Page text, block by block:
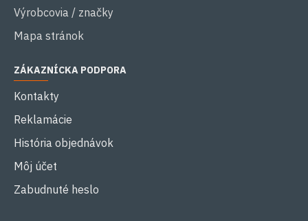
Výrobcovia / značky
Mapa stránok
ZÁKAZNÍCKA PODPORA
Kontakty
Reklamácie
História objednávok
Môj účet
Zabudnuté heslo